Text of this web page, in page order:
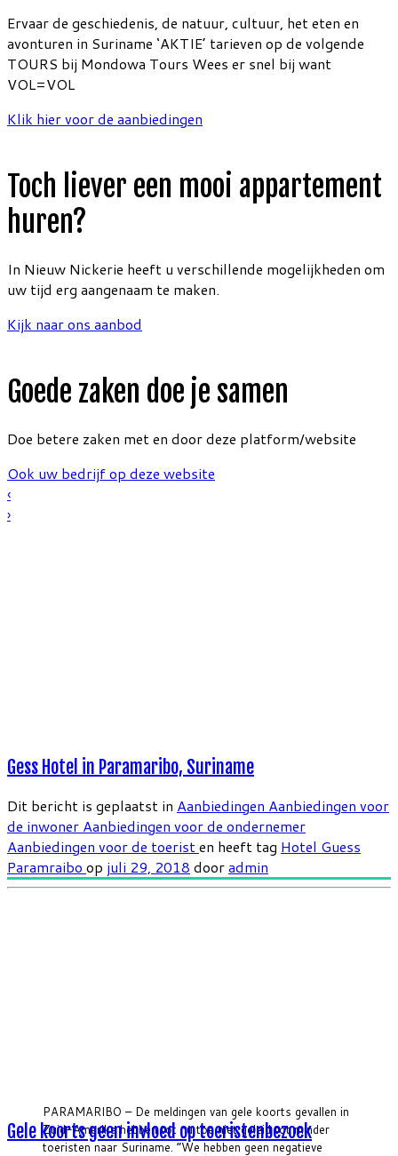
Ervaar de geschiedenis, de natuur, cultuur, het eten en
avonturen in Suriname ‘AKTIE’ tarieven op de volgende
TOURS bij Mondowa Tours Wees er snel bij want
VOL=VOL
Klik hier voor de aanbiedingen
Toch liever een mooi appartement
huren?
In Nieuw Nickerie heeft u verschillende mogelijkheden om
uw tijd erg aangenaam te maken.
Kijk naar ons aanbod
Goede zaken doe je samen
Doe betere zaken met en door deze platform/website
Ook uw bedrijf op deze website
‹
›
Gess Hotel in Paramaribo, Suriname
Dit bericht is geplaatst in Aanbiedingen Aanbiedingen voor
de inwoner Aanbiedingen voor de ondernemer
Aanbiedingen voor de toeristen heeft tag Hotel Guess
Paramraibo op juli 29, 2018 dooradmin
PARAMARIBO – De meldingen van gele koorts gevallen in
Zuid-Amerika hebben tot nu toe niet geleid tot minder
toeristen naar Suriname. “We hebben geen negatieve
Gele koorts geen invloed op toeristenbezoek